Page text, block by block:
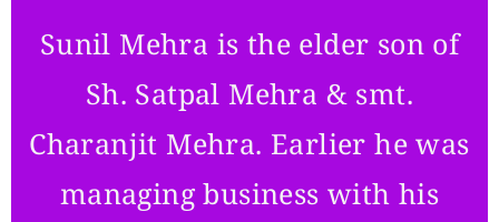
Sunil Mehra is the elder son of
Sh. Satpal Mehra & smt.
Charanjit Mehra. Earlier he was
managing business with his